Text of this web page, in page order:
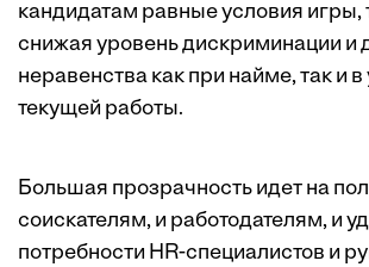
кандидатам равные условия
снижая уровень дискриминации и
неравенства как при найме, так и
текущей работы.
Большая прозрачность идет на
соискателям, и работодателям, и
потребности HR-специалистов и